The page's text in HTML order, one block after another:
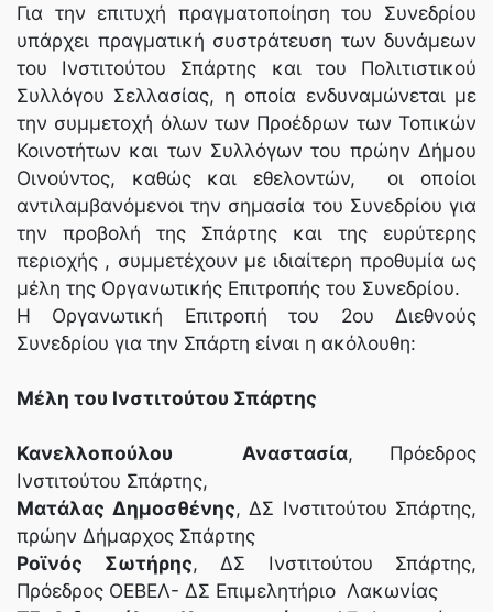
Για την επιτυχή πραγματοποίηση του Συνεδρίου
υπάρχει πραγματική συστράτευση των δυνάμεων
του Ινστιτούτου Σπάρτης και του Πολιτιστικού
Συλλόγου Σελλασίας, η οποία ενδυναμώνεται με
την συμμετοχή όλων των Προέδρων των Τοπικών
Κοινοτήτων και των Συλλόγων του πρώην Δήμου
Οινούντος, καθώς και εθελοντών, οι οποίοι
αντιλαμβανόμενοι την σημασία του Συνεδρίου για
την προβολή της Σπάρτης και της ευρύτερης
περιοχής , συμμετέχουν με ιδιαίτερη προθυμία ως
μέλη της Οργανωτικής Επιτροπής του Συνεδρίου.
Η Οργανωτική Επιτροπή του 2ου Διεθνούς
Συνεδρίου για την Σπάρτη είναι η ακόλουθη:
Μέλη του Ινστιτούτου Σπάρτης
Κανελλοπούλου Αναστασία, Πρόεδρος
Ινστιτούτου Σπάρτης,
Ματάλας Δημοσθένης, ΔΣ Ινστιτούτου Σπάρτης,
πρώην Δήμαρχος Σπάρτης
Ροϊνός Σωτήρης, ΔΣ Ινστιτούτου Σπάρτης,
Πρόεδρος ΟΕΒΕΛ- ΔΣ Επιμελητήριο Λακωνίας